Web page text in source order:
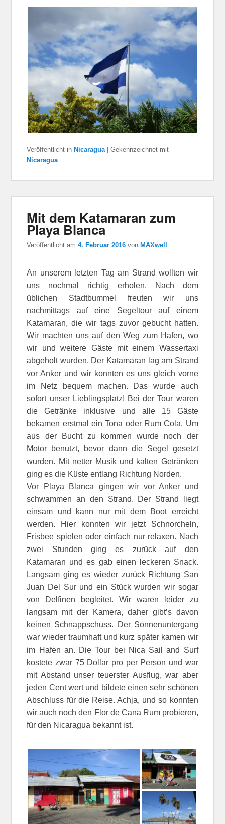
Veröffentlicht in Nicaragua |Gekennzeichnet mit
Nicaragua
Mit dem Katamaran zum
Playa Blanca
Veröffentlicht am4. Februar 2016 vonMAXwell
An unserem letzten Tag am Strand wollten wir
uns nochmal richtig erholen. Nach dem
üblichen Stadtbummel freuten wir uns
nachmittags auf eine Segeltour auf einem
Katamaran, die wir tags zuvor gebucht hatten.
Wir machten uns auf den Weg zum Hafen, wo
wir und weitere Gäste mit einem Wassertaxi
abgeholt wurden. Der Katamaran lag am Strand
vor Anker und wir konnten es uns gleich vorne
im Netz bequem machen. Das wurde auch
sofort unser Lieblingsplatz! Bei der Tour waren
die Getränke inklusive und alle 15 Gäste
bekamen erstmal ein Tona oder Rum Cola. Um
aus der Bucht zu kommen wurde noch der
Motor benutzt, bevor dann die Segel gesetzt
wurden. Mit netter Musik und kalten Getränken
ging es die Küste entlang Richtung Norden.
Vor Playa Blanca gingen wir vor Anker und
schwammen an den Strand. Der Strand liegt
einsam und kann nur mit dem Boot erreicht
werden. Hier konnten wir jetzt Schnorcheln,
Frisbee spielen oder einfach nur relaxen. Nach
zwei Stunden ging es zurück auf den
Katamaran und es gab einen leckeren Snack.
Langsam ging es wieder zurück Richtung San
Juan Del Sur und ein Stück wurden wir sogar
von Delfinen begleitet. Wir waren leider zu
langsam mit der Kamera, daher gibt’s davon
keinen Schnappschuss. Der Sonnenuntergang
war wieder traumhaft und kurz später kamen wir
im Hafen an. Die Tour bei Nica Sail and Surf
kostete zwar 75 Dollar pro per Person und war
mit Abstand unser teuerster Ausflug, war aber
jeden Cent wert und bildete einen sehr schönen
Abschluss für die Reise. Achja, und so konnten
wir auch noch den Flor de Cana Rum probieren,
für den Nicaragua bekannt ist.